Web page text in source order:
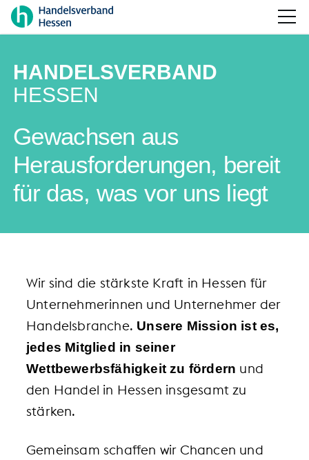
HANDELSVERBAND
HESSEN
Gewachsen aus
Herausforderungen, bereit
für das, was vor uns liegt
Wir sind die stärkste Kraft in Hessen für
Unternehmerinnen und Unternehmer der
Handelsbranche. Unsere Mission ist es,
jedes Mitglied in seiner
Wettbewerbsfähigkeit zu fördern und
den Handel in Hessen insgesamt zu
stärken.
Gemeinsam schaffen wir Chancen und